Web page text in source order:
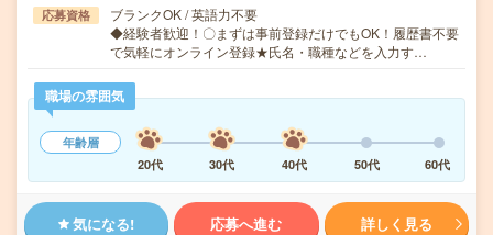
応募資格
ブランクOK / 英語力不要
◆経験者歓迎！〇まずは事前登録だけでもOK！履歴書不要
で気軽にオンライン登録★氏名・職種などを入力す…
職場の雰囲気
年齢層
20代
30代 40代 50代 60代
気になる! 応募へ進む 詳しく見る